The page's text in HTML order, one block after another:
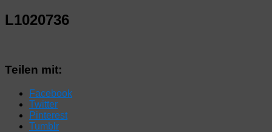
L1020736
Teilen mit:
Facebook
Twitter
Pinterest
Tumblr